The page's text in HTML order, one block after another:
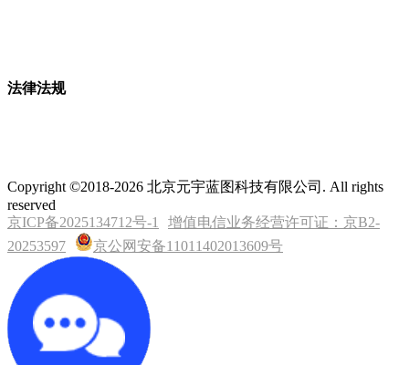
法律法规
Copyright ©2018-2026 北京元宇蓝图科技有限公司. All rights
reserved
京ICP备2025134712号-1
增值电信业务经营许可证：京B2-
20253597
京公网安备11011402013609号